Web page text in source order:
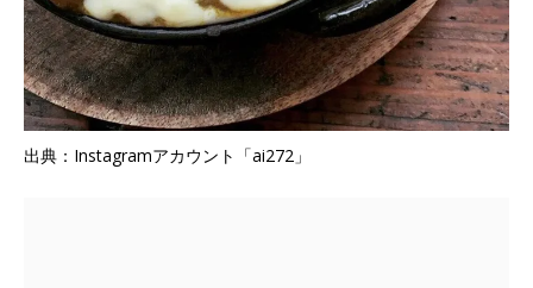
出典：Instagramアカウント「ai272」